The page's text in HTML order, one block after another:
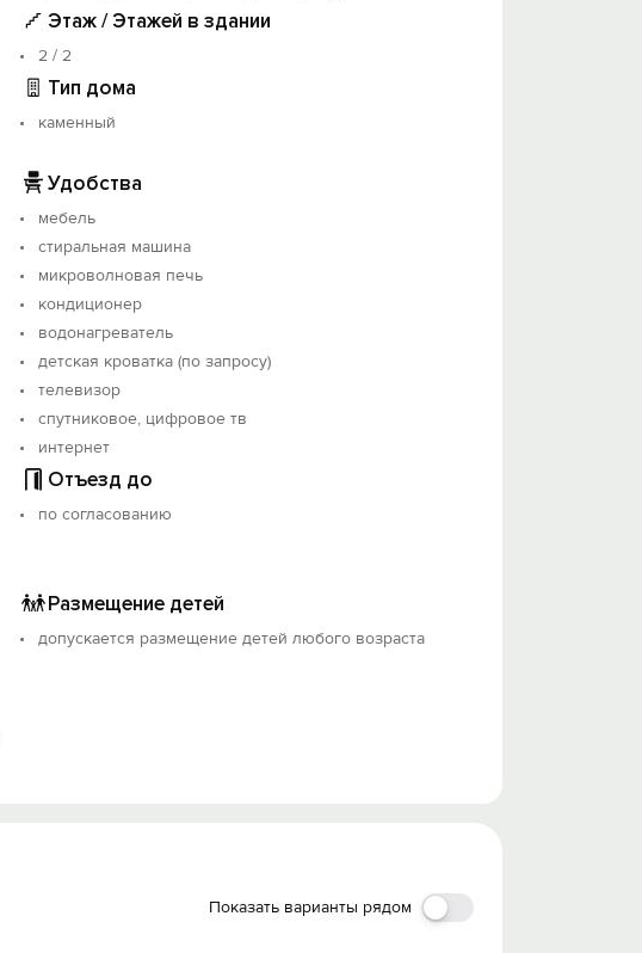
Этаж / Этажей в здании
2 / 2
Тип дома
каменный
Удобства
мебель
стиральная машина
микроволновая печь
кондиционер
водонагреватель
детская кроватка (по запросу)
телевизор
спутниковое, цифровое тв
интернет
Отъезд до
по согласованию
Размещение детей
допускается размещение детей любого возраста
Показать варианты рядом